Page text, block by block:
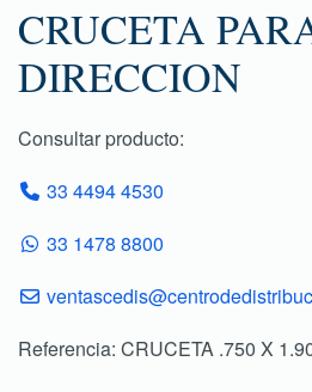
CRUCETA
DIRECCION
Consultar producto:
33 4494 4530
33 1478 8800
Referencia: CRUCETA .750 X